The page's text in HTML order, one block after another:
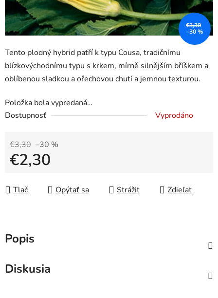
Tento plodný hybrid patří k typu Cousa, tradičnímu
blízkovýchodnímu typu s krkem, mírně silnějším bříškem a
oblíbenou sladkou a ořechovou chutí a jemnou texturou.
Položka bola vypredaná…
Dostupnosť
Vyprodáno
€3,30 –30 %
€2,30
Tlač
Opýtať sa Strážiť Zdieľať
€3,30
–30 %
Popis
Diskusia